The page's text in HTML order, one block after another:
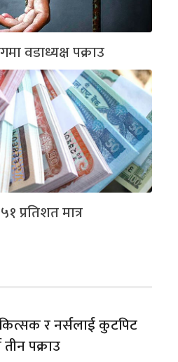
वडाध्यक्ष पक्राउ
प्रतिशत मात्र
र नर्सलाई कुटपिट
तीन पक्राउ